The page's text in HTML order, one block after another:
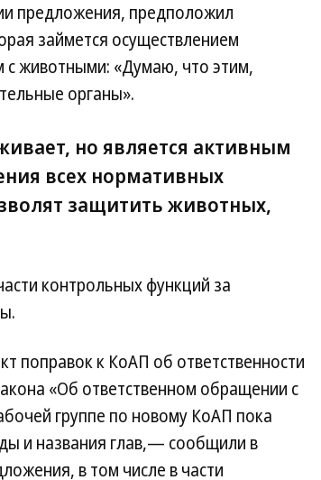
предложения, предположил
займется осуществлением
с животными: «Думаю, что этим,
органы».
но является активным
всех нормативных
защитить животных,
контрольных функций за
поправок к КоАП об ответственности
«Об ответственном обращении с
группе по новому КоАП пока
и названия глав,— сообщили в
в том числе в части